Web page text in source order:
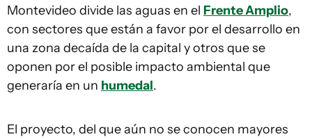
Montevideo divide las aguas en el Frente Amplio,
con sectores que están a favor por el desarrollo en
una zona decaída de la capital y otros que se
oponen por el posible impacto ambiental que
generaría en un humedal.
El proyecto, del que aún no se conocen mayores